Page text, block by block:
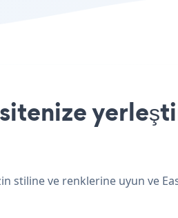
stiline ve renklerine uyun ve